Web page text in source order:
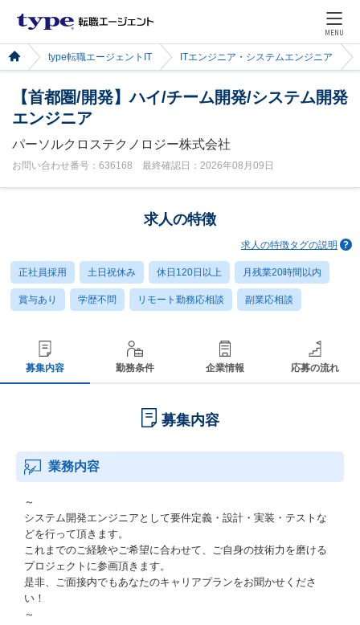
MENU
type転職エージェントIT ITエンジニア・システムエンジニア
【首都圏/開発】ハイ/チーム開発/システム開発
エンジニア
パーソルクロステクノロジー株式会社
お問い合わせ番号：636168 最終確認日：2026年08月09日
求人の特徴
求人の特徴タグの説明
正社員採用 土日祝休み 休日120日以上 月残業20時間以内
賞与あり 学歴不問 リモート勤務応相談 副業応相談
募集内容 勤務条件 企業情報 応募の流れ
募集内容
業務内容
～
システム開発エンジニアとして要件定義・設計・実装・テストな
どを行って頂きます。
これまでのご経験やご希望に合わせて、ご自身の技術力を磨ける
プロジェクトに参画頂きます。
是非、ご面接内でもあなたのキャリアプランをお聞かせくださ
い！
～